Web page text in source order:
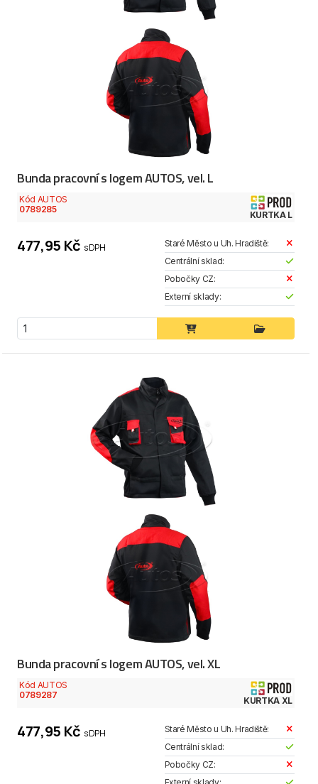
Bunda pracovní s logem AUTOS, vel. L
Kód AUTOS
0789285
KURTKA L
477,95 Kč s DPH
Staré Město u Uh. Hradiště:
Centrální sklad:
Pobočky CZ:
Externí sklady:
Bunda pracovní s logem AUTOS, vel. XL
Kód AUTOS
0789287
KURTKA XL
477,95 Kč s DPH
Staré Město u Uh. Hradiště:
Centrální sklad:
Pobočky CZ: